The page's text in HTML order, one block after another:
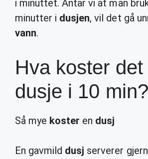
i minuttet. Antar vi at man
minutter i dusjen, vil det gå
vann.
Hva koster det
dusje i 10 min?
Så mye koster en dusj
En gavmild dusj serverer